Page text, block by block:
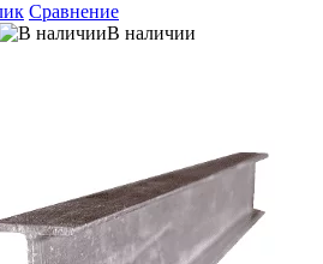
Сравнение
В наличии